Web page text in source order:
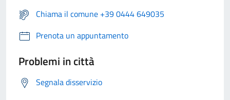
Chiama il comune +39 0444 649035
Prenota un appuntamento
Problemi in città
Segnala disservizio